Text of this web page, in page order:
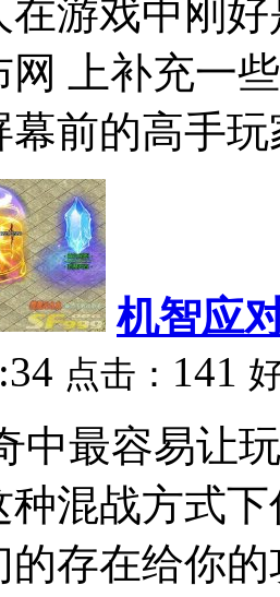
在游戏中刚
网 上补充一
幕前的高手玩
机智应
点击： 141
中最容易让
种混战方式
的存在给你